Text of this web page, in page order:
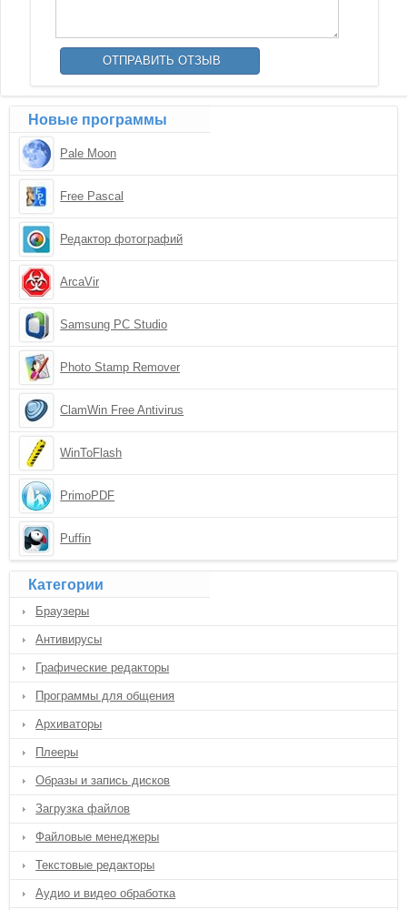
Новые программы
Pale Moon
Free Pascal
Редактор фотографий
ArcaVir
Samsung PC Studio
Photo Stamp Remover
ClamWin Free Antivirus
WinToFlash
PrimoPDF
Puffin
Категории
Браузеры
Антивирусы
Графические редакторы
Программы для общения
Архиваторы
Плееры
Образы и запись дисков
Загрузка файлов
Файловые менеджеры
Текстовые редакторы
Аудио и видео обработка